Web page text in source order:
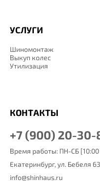
УСЛУГИ
Шиномонтаж
Выкуп колес
Утилизация
КОНТАКТЫ
+7 (900) 20-30-
Время работы: ПН-СБ [10:00
Екатеринбург, ул. Бебеля
info@shinhaus.ru